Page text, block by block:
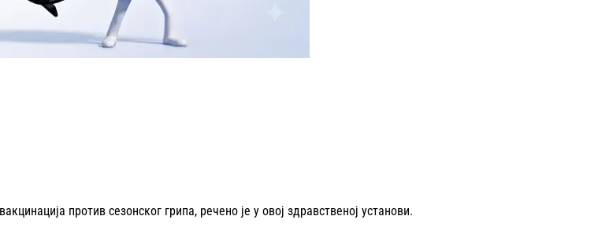
против сезонског грипа, речено је у овој здравственој установи.